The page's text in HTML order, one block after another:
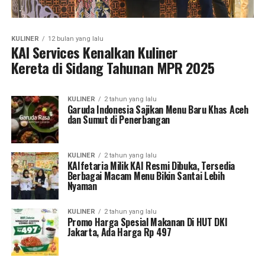
KULINER 12 bulan yang lalu
KAI Services Kenalkan Kuliner
Kereta di Sidang Tahunan MPR 2025
KULINER 2 tahun yang lalu
Garuda Indonesia Sajikan Menu Baru Khas Aceh
dan Sumut di Penerbangan
KULINER 2 tahun yang lalu
KAIfetaria Milik KAI Resmi Dibuka, Tersedia
Berbagai Macam Menu Bikin Santai Lebih
Nyaman
KULINER 2 tahun yang lalu
Promo Harga Spesial Makanan Di HUT DKI
Jakarta, Ada Harga Rp 497